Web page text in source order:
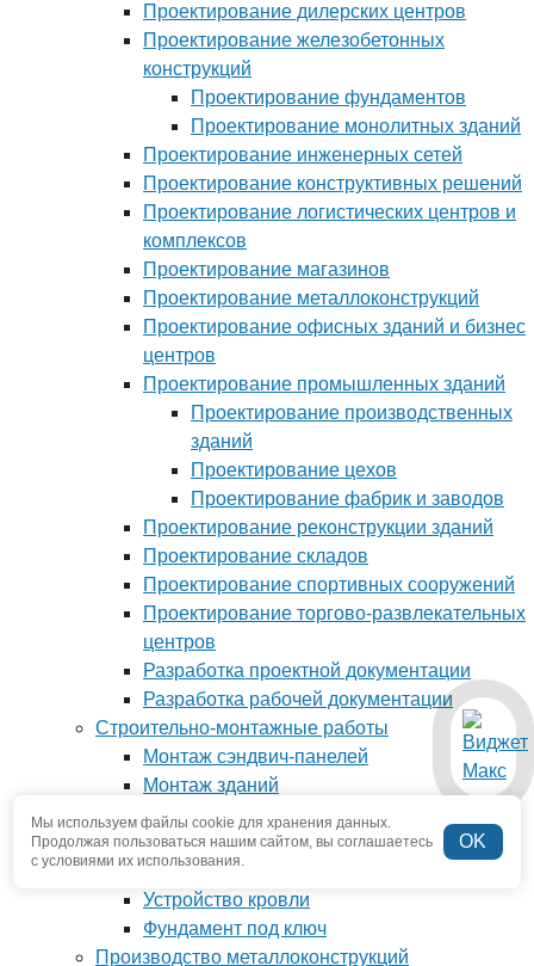
Мы используем файлы cookie для хранения данных.
Продолжая пользоваться нашим сайтом, вы соглашаетесь
с условиями их использования.
OK
Проектирование дилерских центров
Проектирование железобетонных
конструкций
Проектирование фундаментов
Проектирование монолитных зданий
Проектирование инженерных сетей
Проектирование конструктивных решений
Проектирование логистических центров и
комплексов
Проектирование магазинов
Проектирование металлоконструкций
Проектирование офисных зданий и бизнес
центров
Проектирование промышленных зданий
Проектирование производственных
зданий
Проектирование цехов
Проектирование фабрик и заводов
Проектирование реконструкции зданий
Проектирование складов
Проектирование спортивных сооружений
Проектирование торгово-развлекательных
центров
Разработка проектной документации
Разработка рабочей документации
Строительно-монтажные работы
Монтаж сэндвич-панелей
Монтаж зданий
Монолитные строительные работы
Монтаж металлоконструкций
Реконструкция промышленного здания
Устройство кровли
Фундамент под ключ
Производство металлоконструкций